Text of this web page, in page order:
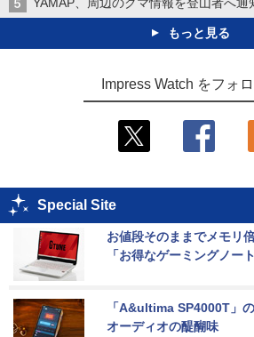
YAMAP、周辺のクマ情報を登山者へ通
もっと見る
Impress Watch をフォ
Special Site
お値段そのままでメモリ
「お得なゲーミングノート
「A&ultima SP4000T」
オーディオの醍醐味